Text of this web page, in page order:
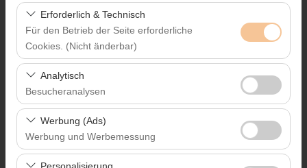
Erforderlich & Technisch
Für den Betrieb der Seite erforderliche
Cookies. (Nicht änderbar)
Diese Cookies sind für das ordnungsgemäße
Funktionieren der Website, die Sicherheit, die
Sitzungsverwaltung und grundlegende Funktionen
erforderlich. Sie können nicht deaktiviert werden.
Analytisch
Besucheranalysen
Diese Cookies ermöglichen es uns, zu analysieren, wie
unsere Website genutzt wird (Besucherzahl,
meistbesuchte Seiten, Nutzerverhalten). Diese Daten
werden verwendet, um die Leistung der Website zu
Werbung (Ads)
Werbung und Werbemessung
Diese Cookies ermöglichen es uns, Ihnen auf Ihre
Eine andere Rückgabestation auswählen
Abholdatum & Zeit
09:00
Rückgabedatum & Zeit